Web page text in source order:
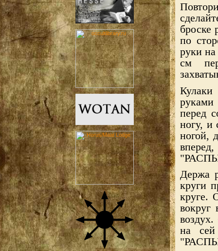
броске
по
руки на
см
Кулаки
перед
ногу, и
ногой,
Держа
круги
круге.
вокруг
на сей